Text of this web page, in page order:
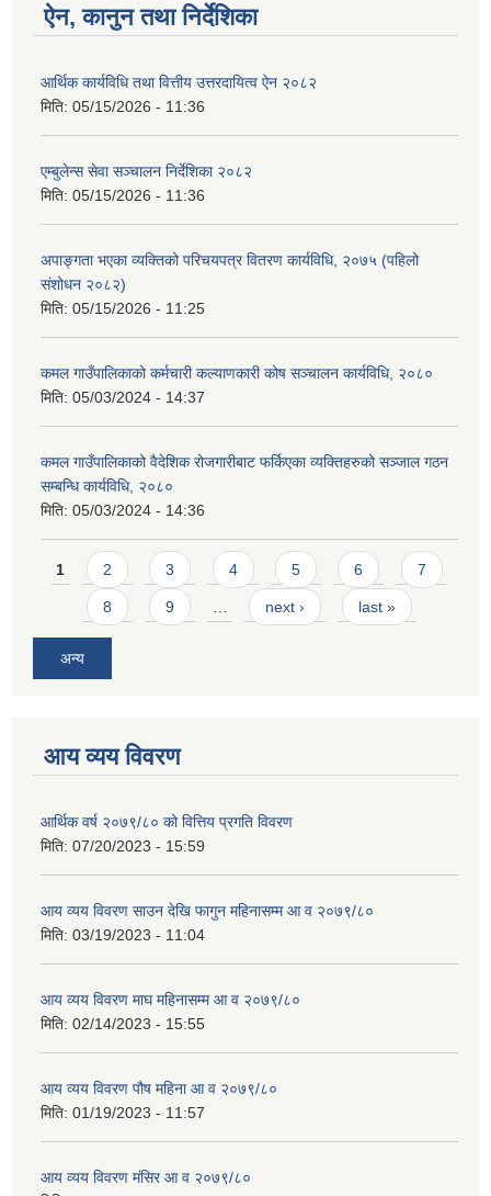
ऐन, कानुन तथा निर्देशिका
आर्थिक कार्यविधि तथा वित्तीय उत्तरदायित्व ऐन २०८२
मिति: 05/15/2026 - 11:36
एम्बुलेन्स सेवा सञ्चालन निर्देशिका २०८२
मिति: 05/15/2026 - 11:36
अपाङ्गता भएका व्यक्तिको परिचयपत्र वितरण कार्यविधि, २०७५ (पहिलो
संशोधन २०८२)
मिति: 05/15/2026 - 11:25
कमल गाउँपालिकाको कर्मचारी कल्याणकारी कोष सञ्चालन कार्यविधि, २०८०
मिति: 05/03/2024 - 14:37
कमल गाउँपालिकाको वैदेशिक रोजगारीबाट फर्किएका व्यक्तिहरुको सञ्जाल गठन
सम्बन्धि कार्यविधि, २०८०
मिति: 05/03/2024 - 14:36
Pages
1 2 3 4 5 6 7
8 9 … next › last »
अन्य
आय व्यय विवरण
आर्थिक वर्ष २०७९/८० को वित्तिय प्रगति विवरण
मिति: 07/20/2023 - 15:59
आय व्यय विवरण साउन देखि फागुन महिनासम्म आ व २०७९/८०
मिति: 03/19/2023 - 11:04
आय व्यय विवरण माघ महिनासम्म आ व २०७९/८०
मिति: 02/14/2023 - 15:55
आय व्यय विवरण पौष महिना आ व २०७९/८०
मिति: 01/19/2023 - 11:57
आय व्यय विवरण मंसिर आ व २०७९/८०